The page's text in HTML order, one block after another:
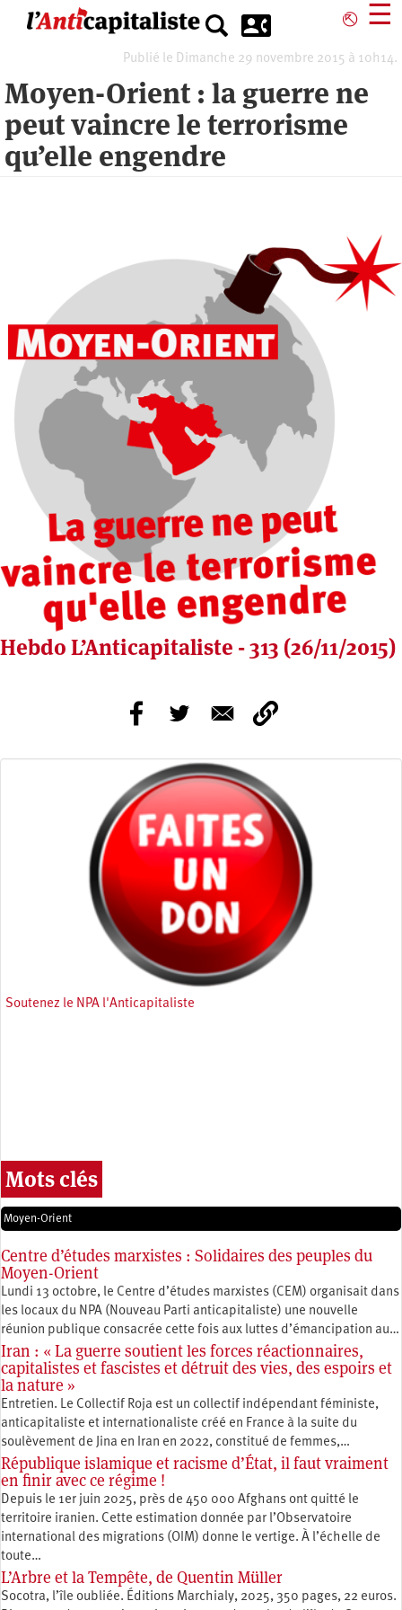
⎋ ☰
Publié le Dimanche 29 novembre 2015 à 10h14.
Moyen-Orient : la guerre ne
peut vaincre le terrorisme
qu’elle engendre
Hebdo L’Anticapitaliste - 313 (26/11/2015)
Soutenez le NPA l'Anticapitaliste
Mots clés
Moyen-Orient
Centre d’études marxistes : Solidaires des peuples du
Moyen-Orient
Lundi 13 octobre, le Centre d’études marxistes (CEM) organisait dans
les locaux du NPA (Nouveau Parti anticapitaliste) une nouvelle
réunion publique consacrée cette fois aux luttes d’émancipation au…
Iran : « La guerre soutient les forces réactionnaires,
capitalistes et fascistes et détruit des vies, des espoirs et
la nature »
Entretien. Le Collectif Roja est un collectif indépendant féministe,
anticapitaliste et internationaliste créé en France à la suite du
soulèvement de Jina en Iran en 2022, constitué de femmes,…
République islamique et racisme d’État, il faut vraiment
en finir avec ce régime !
Depuis le 1er juin 2025, près de 450 000 Afghans ont quitté le
territoire iranien. Cette estimation donnée par l’Observatoire
international des migrations (OIM) donne le vertige. À l’échelle de
toute…
L’Arbre et la Tempête, de Quentin Müller
Socotra, l’île oubliée. Éditions Marchialy, 2025, 350 pages, 22 euros.